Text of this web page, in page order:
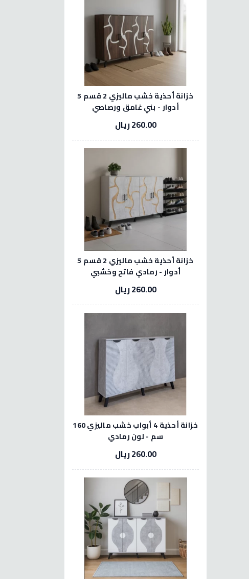
خزانة أحذية خشب ماليزي 2 قسم 5
أدوار - بني غامق ورصاصي
260.00 ريال
خزانة أحذية خشب ماليزي 2 قسم 5
أدوار - رمادي فاتح وخشبي
260.00 ريال
خزانة أحذية 4 أبواب خشب ماليزي 160
سم - لون رمادي
260.00 ريال